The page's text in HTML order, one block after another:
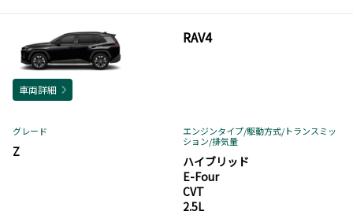
RAV4
車両詳細
グレード
Z
エンジンタイプ/駆動方式/トランスミッ
ション/排気量
ハイブリッド
E-Four
CVT
2.5L